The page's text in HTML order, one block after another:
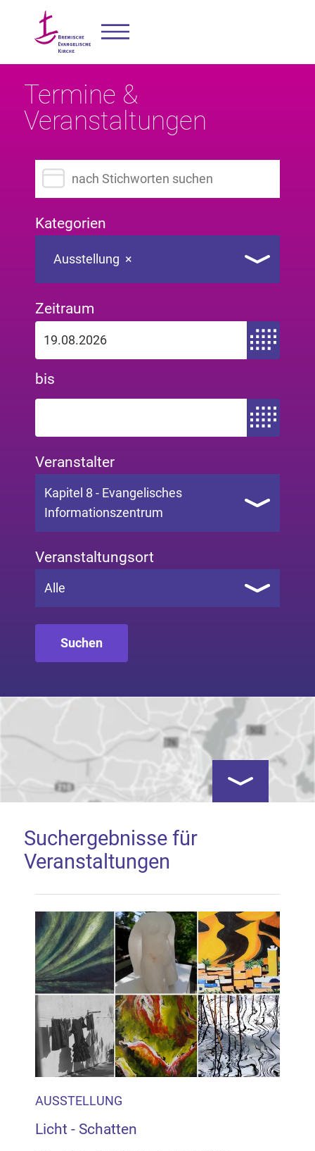
Termine &
Veranstaltungen
Suchbegriff eingeben
Kategorien
×
Ausstellung
Zeitraum
Zeitraum von
bis
Zeitraum bis
Veranstalter
Kapitel 8 - Evangelisches
Informationszentrum
Veranstaltungsort
Alle
Google Map laden
Mit dem Laden der Karte akzeptieren Sie, dass die
Anwendung Google Maps beim Aktivieren von
Inhalten Cookies auf Ihrem Gerät setzt, z.B. zwecks
Reichweitenmessung und profilbasierter Werbung.
Näheres s.
zur Datenschutzerklärung
Hier können Sie Ihre Cookie-
Einstellungen anpassen
Kartenansicht
Suchergebnisse für
Veranstaltungen
AUSSTELLUNG
Licht - Schatten